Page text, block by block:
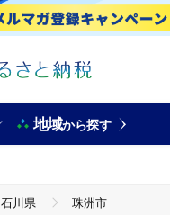
地域から探す
石川県 珠洲市